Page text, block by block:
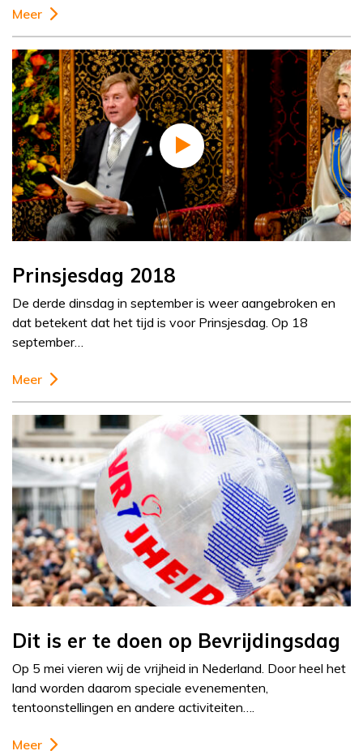
Meer
Prinsjesdag 2018
De derde dinsdag in september is weer aangebroken en
dat betekent dat het tijd is voor Prinsjesdag. Op 18
september…
Meer
Dit is er te doen op Bevrijdingsdag
Op 5 mei vieren wij de vrijheid in Nederland. Door heel het
land worden daarom speciale evenementen,
tentoonstellingen en andere activiteiten….
Meer